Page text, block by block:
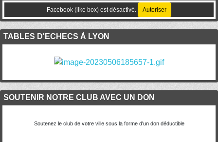
Facebook (like box) est désactivé. Autoriser
TABLES D'ECHECS À LYON
SOUTENIR NOTRE CLUB AVEC UN DON
Soutenez le club de votre ville sous la forme d'un don déductible